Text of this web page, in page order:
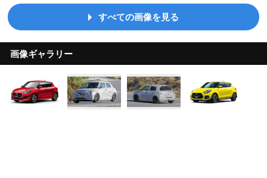
すべての画像を見る
画像ギャラリー